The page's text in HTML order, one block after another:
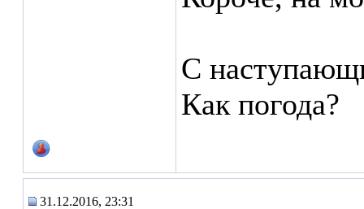
С
Как погода?
31.12.2016, 23:31